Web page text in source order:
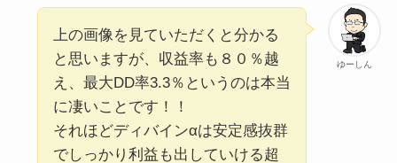
ゆーしん
上の画像を見ていただくと分かる
と思いますが、収益率も８０％越
え、最大DD率3.3％というのは本当
に凄いことです！！
それほどディバインαは安定感抜群
でしっかり利益も出していける超